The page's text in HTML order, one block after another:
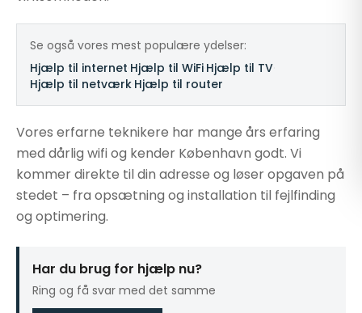
Se også vores mest populære ydelser:
Hjælp til internet Hjælp til WiFi Hjælp til TV
Hjælp til netværk Hjælp til router
Vores erfarne teknikere har mange års erfaring
med dårlig wifi og kender København godt. Vi
kommer direkte til din adresse og løser opgaven på
stedet – fra opsætning og installation til fejlfinding
og optimering.
Har du brug for hjælp nu?
Ring og få svar med det samme